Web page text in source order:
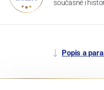
současné i
Popis a